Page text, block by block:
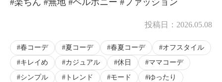
投稿日： 2026.05.08
春コーデ 夏コーデ 春夏コーデ
オフスタイル
キレイめ
カジュアル 休日
ママコーデ
シンプル
トレンド モード
ゆったり